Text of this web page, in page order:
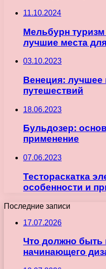
11.10.2024
Мельбурн
лучшие места
03.10.2023
Венеция: лучшее
путешествий
18.06.2023
Бульдозер:
применение
07.06.2023
Тестораскатка
особенности и
Последние записи
17.07.2026
Что должно
начинающего